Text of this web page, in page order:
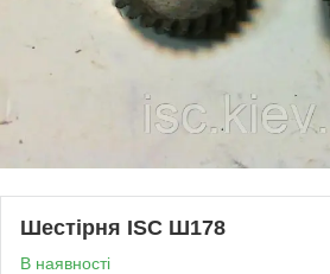
Шестірня ISC Ш178
В наявності